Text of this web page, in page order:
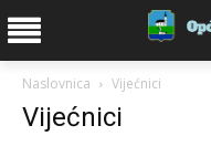
Naslovnica Vijećnici
Vijećnici